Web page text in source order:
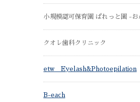
小規模認可保育園 ぱれっと園 -お
クオレ歯科クリニック
etw Eyelash&Photoepilation
B-each